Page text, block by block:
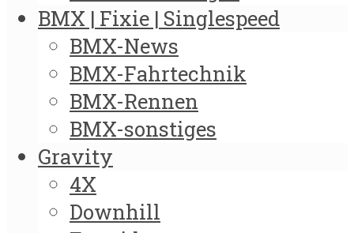
BMX | Fixie | Singlespeed
BMX-News
BMX-Fahrtechnik
BMX-Rennen
BMX-sonstiges
Gravity
4X
Downhill